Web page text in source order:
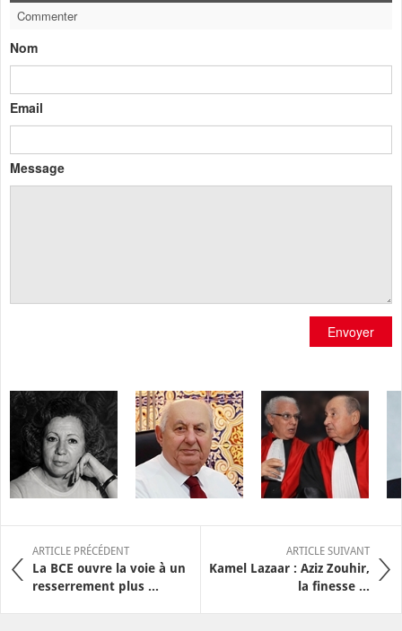
Commenter
Nom
Email
Message
Envoyer
ARTICLE PRÉCÉDENT
La BCE ouvre la voie à un
resserrement plus ...
ARTICLE SUIVANT
Kamel Lazaar : Aziz Zouhir,
la finesse ...